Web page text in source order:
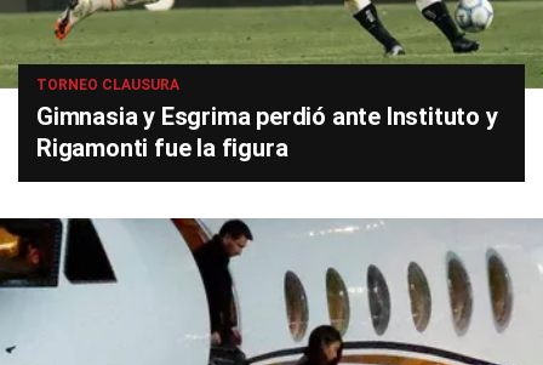
TORNEO CLAUSURA
Gimnasia y Esgrima perdió ante Instituto y
Rigamonti fue la figura